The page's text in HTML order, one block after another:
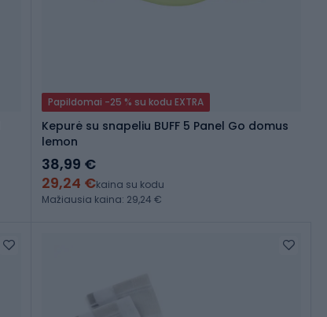
Papildomai -25 % su kodu EXTRA
Kepurė su snapeliu BUFF 5 Panel Go domus
lemon
38,99 €
29,24 €kaina su kodu
Mažiausia kaina: 29,24 €